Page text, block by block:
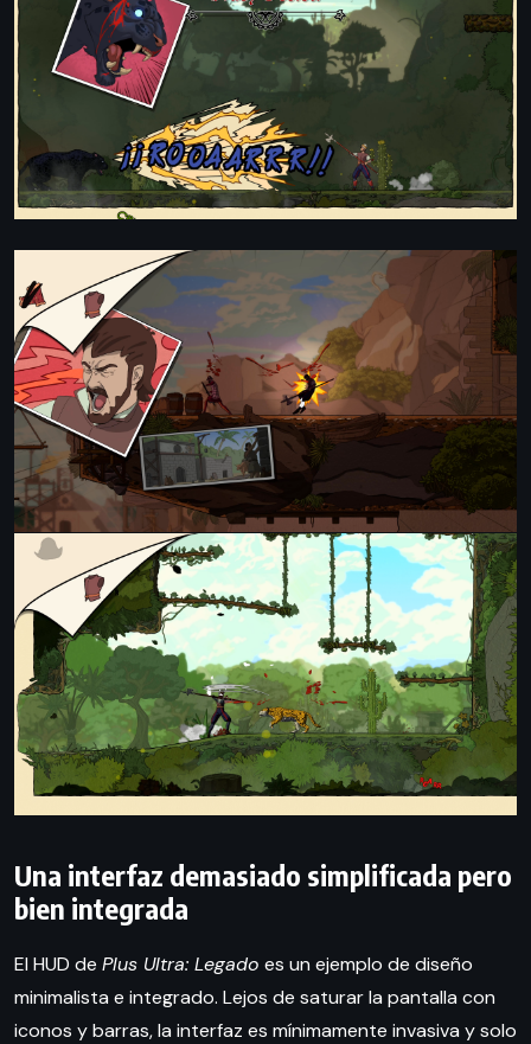
Una interfaz demasiado simplificada pero
bien integrada
El HUD de Plus Ultra: Legado es un ejemplo de diseño
minimalista e integrado. Lejos de saturar la pantalla con
iconos y barras, la interfaz es mínimamente invasiva y solo